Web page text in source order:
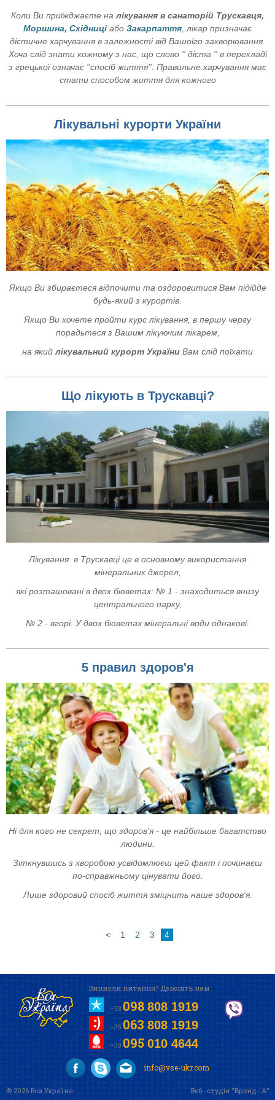
Коли Ви приїжджаєте на лікування в санаторій Трускавця,
Моршина, Східниці або Закарпаття , лікар призначає
дієтичне харчування в залежності від Вашоїго захворювання.
Хоча слід знати кожному з нас, що слово '' дієта '' в перекладі
з грецькоїозначає ''спосіб життя''. Правильне харчування має
стати способом життя для кожного
Лікувальні курорти України
Якщо Ви збираєтеся відпочити та оздоровитися Вам підійде
будь-який з курортів.
Якщо Ви хочете пройти курс лікування, в першу чергу
порадьтеся з Вашим лікуючим лікарем,
на який лікувальний курорт України Вам слід поїхати
Що лікують в Трускавці?
Лікування в Трускавціце в основному використання
мінеральних джерел,
які розташовані в двох бюветах: № 1 - знаходиться внизу
центрального парку,
№ 2 - вгорі. У двох бюветах мінеральні води однакові.
5 правил здоров'я
Ні для кого не секрет, що здоров'я - це найбільше багатство
людини.
Зіткнувшись з хворобою усвідомлюєш цей факт і починаєш
по-справжньому цінувати його.
Лише здоровий спосіб життя зміцнить наше здоров'я.
< 1 2 3 4
Виникли питання? Дзвоніть нам
+38 098808 1919
+38063808 1919
+38 095010 4644
info@vse-ukr.com
© 2026 Вся Україна Веб–студія “Бренд–А”